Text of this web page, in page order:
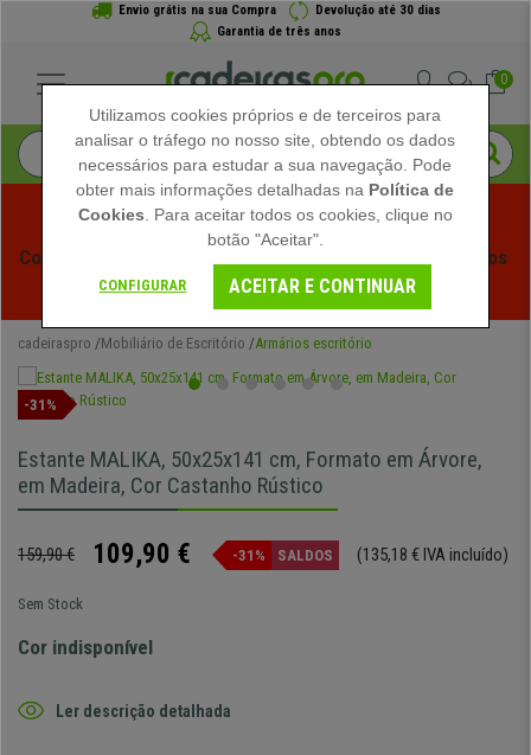
Envio grátis na sua Compra
Devolução até 30 dias
Garantia de três anos
0
Começam os Saldos de Verão em Cadeiraspro! Descontos
Exclusivos por Tempo Limitado - Ver Promoção
cadeiraspro Mobiliário de Escritório Armários escritório
-31%
Estante MALIKA, 50x25x141 cm, Formato em Árvore,
em Madeira, Cor Castanho Rústico
159,90 € 109,90 € -31% SALDOS (135,18 € IVA incluído)
Sem Stock
Cor indisponível
Ler descrição detalhada
Utilizamos cookies próprios e de terceiros para
analisar o tráfego no nosso site, obtendo os dados
necessários para estudar a sua navegação. Pode
obter mais informações detalhadas na Política de
Cookies . Para aceitar todos os cookies, clique no
botão "Aceitar".
CONFIGURAR ACEITAR E CONTINUAR